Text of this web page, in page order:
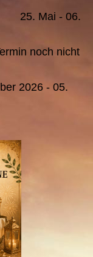
- 06.
nicht
2026 - 05.